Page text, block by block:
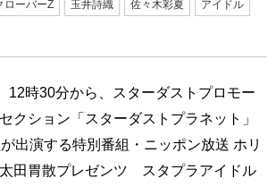
ローバーZ 玉井詩織 佐々木彩夏 アイドル
12時30分から、スターダストプロモー
クション「スターダストプラネット」
出演する特別番組・ニッポン放送 ホリ
田胃散プレゼンツ スタプラアイドル